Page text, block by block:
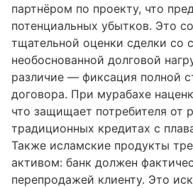
партнёром по проекту, что
потенциальных убытков. Это
тщательной оценки сделки со
необоснованной долговой
различие — фиксация полной
договора. При мурабахе
что защищает потребителя от
традиционных кредитах с
Также исламские продукты
активом: банк должен
перепродажей клиенту. Это